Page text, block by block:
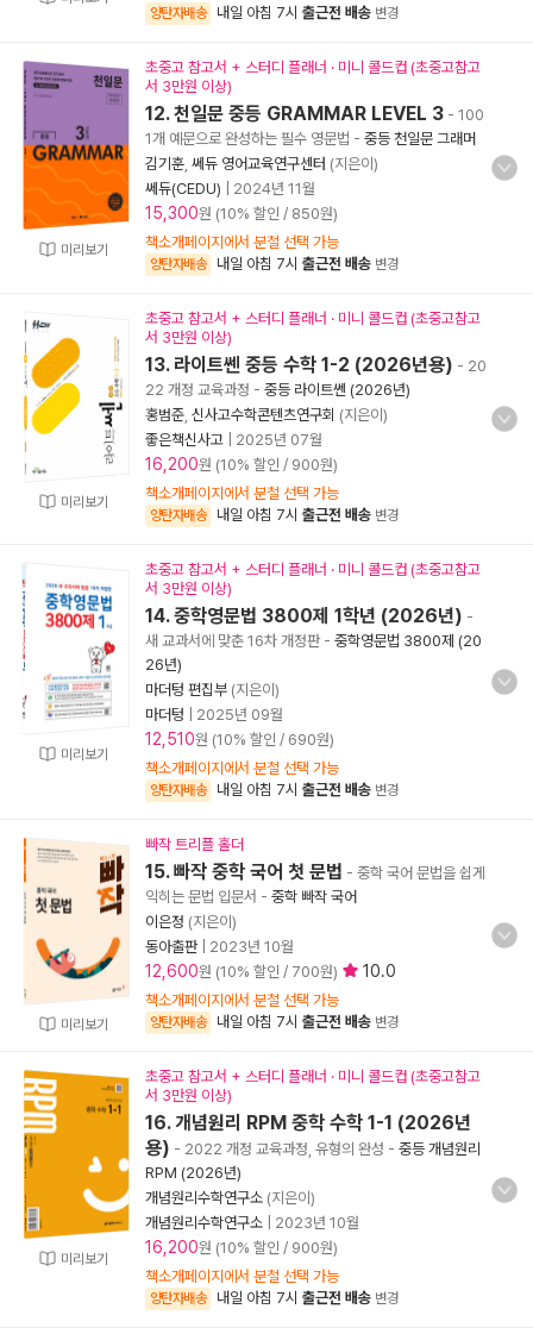
양탄자배송
내일 아침 7시 출근전 배송 변경
미리보기
초중고 참고서 + 스터디 플래너 · 미니 콜드컵 (초중고참고
서 3만원 이상)
12. 천일문 중등 GRAMMAR LEVEL 3 - 100
1개 예문으로 완성하는 필수 영문법 - 중등 천일문 그래머
김기훈 쎄듀 영어교육연구센터 (지은이)
쎄듀(CEDU)
2024년 11월
15,300원 (10% 할인 / 850원)
책소개페이지에서 분철 선택 가능
양탄자배송 내일 아침 7시 출근전 배송 변경
미리보기
초중고 참고서 + 스터디 플래너 · 미니 콜드컵 (초중고참고
서 3만원 이상)
13. 라이트쎈 중등 수학 1-2 (2026년용) - 20
22 개정 교육과정 - 중등 라이트쎈 (2026년)
홍범준 신사고수학콘텐츠연구회 (지은이)
좋은책신사고
2025년 07월
16,200원 (10% 할인 / 900원)
책소개페이지에서 분철 선택 가능
양탄자배송 내일 아침 7시 출근전 배송 변경
미리보기
초중고 참고서 + 스터디 플래너 · 미니 콜드컵 (초중고참고
서 3만원 이상)
14. 중학영문법 3800제 1학년 (2026년) -
새 교과서에 맞춘 16차 개정판- 중학영문법 3800제 (20
26년)
마더텅 편집부 (지은이)
마더텅
2025년 09월
12,510원 (10% 할인 / 690원)
책소개페이지에서 분철 선택 가능
양탄자배송 내일 아침 7시 출근전 배송 변경
미리보기
빠작 트리플 홀더
15. 빠작 중학 국어 첫 문법 - 중학 국어 문법을 쉽게
익히는 문법 입문서 - 중학 빠작 국어
이은정 (지은이)
동아출판| 2023년 10월
12,600원 (10% 할인 / 700원) 10.0
책소개페이지에서 분철 선택 가능
양탄자배송 내일 아침 7시 출근전 배송 변경
미리보기
초중고 참고서 + 스터디 플래너 · 미니 콜드컵 (초중고참고
서 3만원 이상)
16. 개념원리 RPM 중학 수학 1-1 (2026년
용) - 2022 개정 교육과정, 유형의 완성 - 중등 개념원리
RPM (2026년)
개념원리수학연구소 (지은이)
개념원리수학연구소
2023년 10월
16,200원 (10% 할인 / 900원)
책소개페이지에서 분철 선택 가능
양탄자배송 내일 아침 7시 출근전 배송 변경